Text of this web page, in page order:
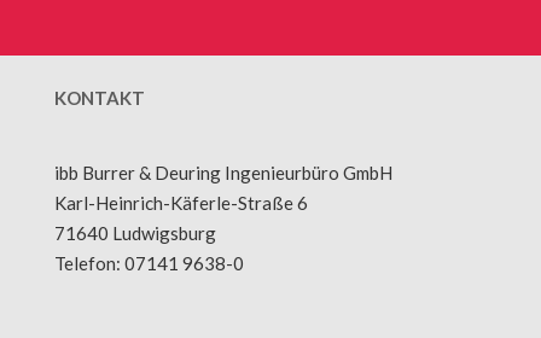
KONTAKT
ibb Burrer & Deuring Ingenieurbüro GmbH
Karl-Heinrich-Käferle-Straße 6
71640 Ludwigsburg
Telefon: 07141 9638-0